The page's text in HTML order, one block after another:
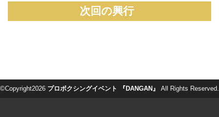
次回の興行
©Copyright2026 プロボクシングイベント 『DANGAN』 All Rights Reserved.